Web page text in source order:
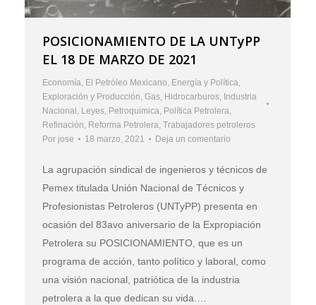
POSICIONAMIENTO DE LA UNTyPP
EL 18 DE MARZO DE 2021
Economía, El Petróleo Mexicano, Energía y Política,
Exploración y Producción, Gas, Hidrocarburos, Industria
Nacional , Leyes, Petroquimica, Política Petrolera,
Refinación, Reforma Petrolera, Trabajadores petroleros
Por jose 18 marzo, 2021 Deja un comentario
La agrupación sindical de ingenieros y técnicos de
Pemex titulada Unión Nacional de Técnicos y
Profesionistas Petroleros (UNTyPP) presenta en
ocasión del 83avo aniversario de la Expropiación
Petrolera su POSICIONAMIENTO, que es un
programa de acción, tanto político y laboral, como
una visión nacional, patriótica de la industria
petrolera a la que dedican su vida.…